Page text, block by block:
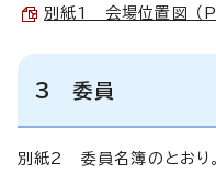
別紙1 会場位置図
3 委員
別紙2 委員名簿のとおり。